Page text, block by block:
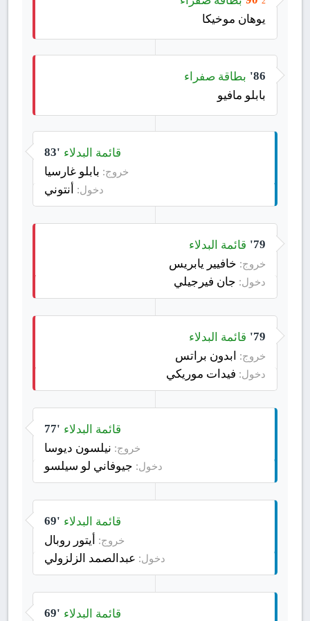
يوهان موخيكا
86' بطاقة صفراء
بابلو مافيو
83' قائمة البدلاء
خروج: بابلو غارسيا
دخول: أنتوني
79' قائمة البدلاء
خروج: خافيير يابريس
دخول: جان فيرجيلي
79' قائمة البدلاء
خروج: ابدون براتس
دخول: فيدات موريكي
77' قائمة البدلاء
خروج: نيلسون ديوسا
دخول: جيوفاني لو سيلسو
69' قائمة البدلاء
خروج: أيتور روبال
دخول: عبدالصمد الزلزولي
69' قائمة البدلاء